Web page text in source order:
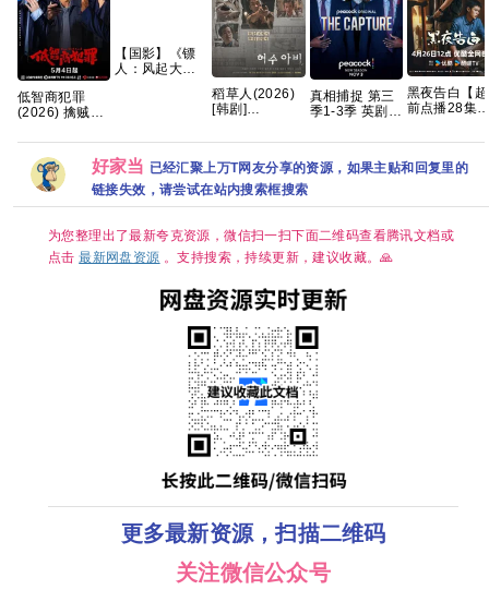
低智商犯罪
(2026) 擒贼
50FPS S01杜
比音效 HDR
HiveWeb/内嵌
简中字幕/【单
集1～3GB】
【国影】《镖
人：风起大漠
稻草人(2026)
[韩剧]
韩语中字][4GB
真相捕捉 第三
季1-3季 英剧
丽黛·格兰杰 /
帕帕·厄希度]
黑夜告白【超
前点播28集
心！跨越生死
好家当 已经汇聚上万T网友分享的资源，如果主贴和回复里的
链接失效，请尝试在站内搜索框搜索
为您整理出了最新夸克资源，微信扫一扫下面二维码查看腾讯文档或
点击最新网盘资源 。支持搜索，持续更新，建议收藏。🙏
更多最新资源，扫描二维码
关注微信公众号